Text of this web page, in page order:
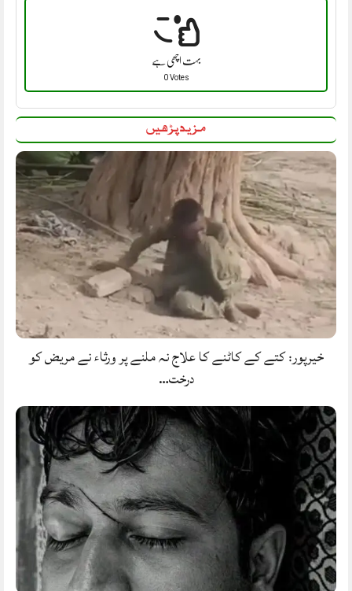
بہت اچھی ہے
0 Votes
مزید پڑھیں
خیرپور: کتے کے کاٹنے کا علاج نہ ملنے پر ورثاء نے مریض کو
درخت…